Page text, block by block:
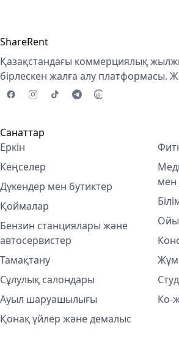
ShareRent
Қазақстандағы коммерциялық
бірлескен жалға алу платформасы.
Санаттар
Еркін
Кеңселер
Дүкендер мен бутиктер
Қоймалар
Бензин станциялары және
автосервистер
Тамақтану
Сұлулық салондары
Ауыл шаруашылығы
Қонақ үйлер және демалыс
мен
Ко-